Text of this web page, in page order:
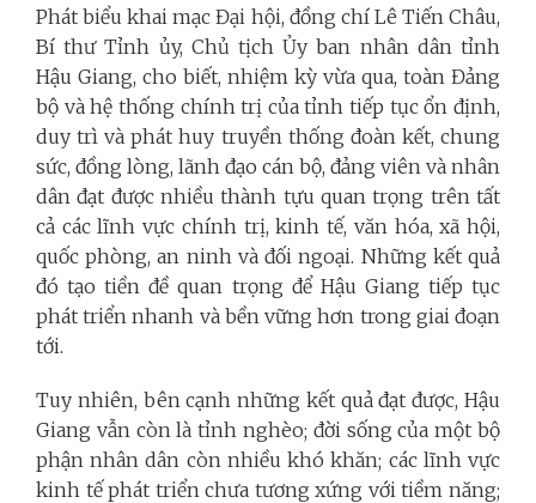
Phát biểu khai mạc Đại hội, đồng chí Lê Tiến Châu,
Bí thư Tỉnh ủy, Chủ tịch Ủy ban nhân dân tỉnh
Hậu Giang, cho biết, nhiệm kỳ vừa qua, toàn Đảng
bộ và hệ thống chính trị của tỉnh tiếp tục ổn định,
duy trì và phát huy truyền thống đoàn kết, chung
sức, đồng lòng, lãnh đạo cán bộ, đảng viên và nhân
dân đạt được nhiều thành tựu quan trọng trên tất
cả các lĩnh vực chính trị, kinh tế, văn hóa, xã hội,
quốc phòng, an ninh và đối ngoại. Những kết quả
đó tạo tiền đề quan trọng để Hậu Giang tiếp tục
phát triển nhanh và bền vững hơn trong giai đoạn
tới.
Tuy nhiên, bên cạnh những kết quả đạt được, Hậu
Giang vẫn còn là tỉnh nghèo; đời sống của một bộ
phận nhân dân còn nhiều khó khăn; các lĩnh vực
kinh tế phát triển chưa tương xứng với tiềm năng;